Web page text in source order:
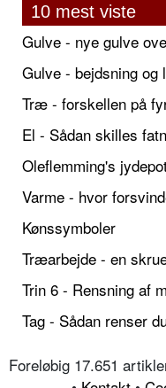
10 mest viste
Gulve - nye gulve
Gulve - bejdsning
Træ - forskellen på
El - Sådan skilles
Oleflemming's
Varme - hvor
Kønssymboler
Træarbejde - en
Trin 6 - Rensning af
Tag - Sådan renser
Foreløbig 17.651